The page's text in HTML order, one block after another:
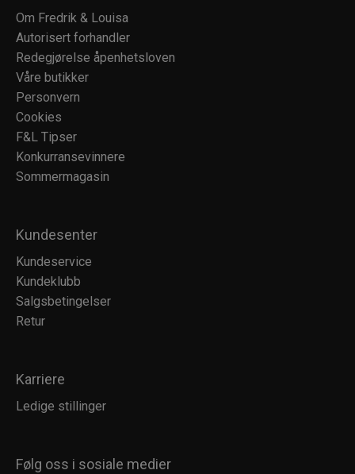
Om Fredrik & Louisa
Autorisert forhandler
Redegjørelse åpenhetsloven
Våre butikker
Personvern
Cookies
F&L Tipser
Konkurransevinnere
Sommermagasin
Kundesenter
Kundeservice
Kundeklubb
Salgsbetingelser
Retur
Karriere
Ledige stillinger
Følg oss i sosiale medier